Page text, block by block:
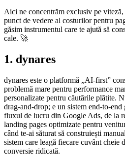
Aici ne concentrăm exclusiv pe
punct de vedere al costurilor pentru
găsim instrumentul care te ajută să
cale. 🚀
1. dynares
dynares este o platformă „AI-first”
problemă mare pentru performance
personalizate pentru căutările plătite.
drag-and-drop; e un sistem end-to-end
fluxul de lucru din Google Ads, de la
landing pages optimizate pentru
când te-ai săturat să construiești
sistem care leagă fiecare cuvânt cheie
conversie ridicată.